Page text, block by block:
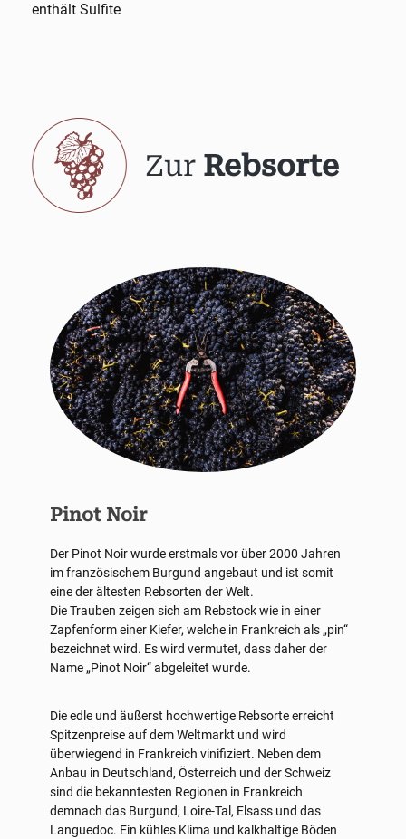
enthält Sulfite
Zur Rebsorte
Pinot Noir
Der Pinot Noir wurde erstmals vor über 2000 Jahren
im französischem Burgund angebaut und ist somit
eine der ältesten Rebsorten der Welt.
Die Trauben zeigen sich am Rebstock wie in einer
Zapfenform einer Kiefer, welche in Frankreich als „pin“
bezeichnet wird. Es wird vermutet, dass daher der
Name „Pinot Noir“ abgeleitet wurde.
Die edle und äußerst hochwertige Rebsorte erreicht
Spitzenpreise auf dem Weltmarkt und wird
überwiegend in Frankreich vinifiziert. Neben dem
Anbau in Deutschland, Österreich und der Schweiz
sind die bekanntesten Regionen in Frankreich
demnach das Burgund, Loire-Tal, Elsass und das
Languedoc. Ein kühles Klima und kalkhaltige Böden